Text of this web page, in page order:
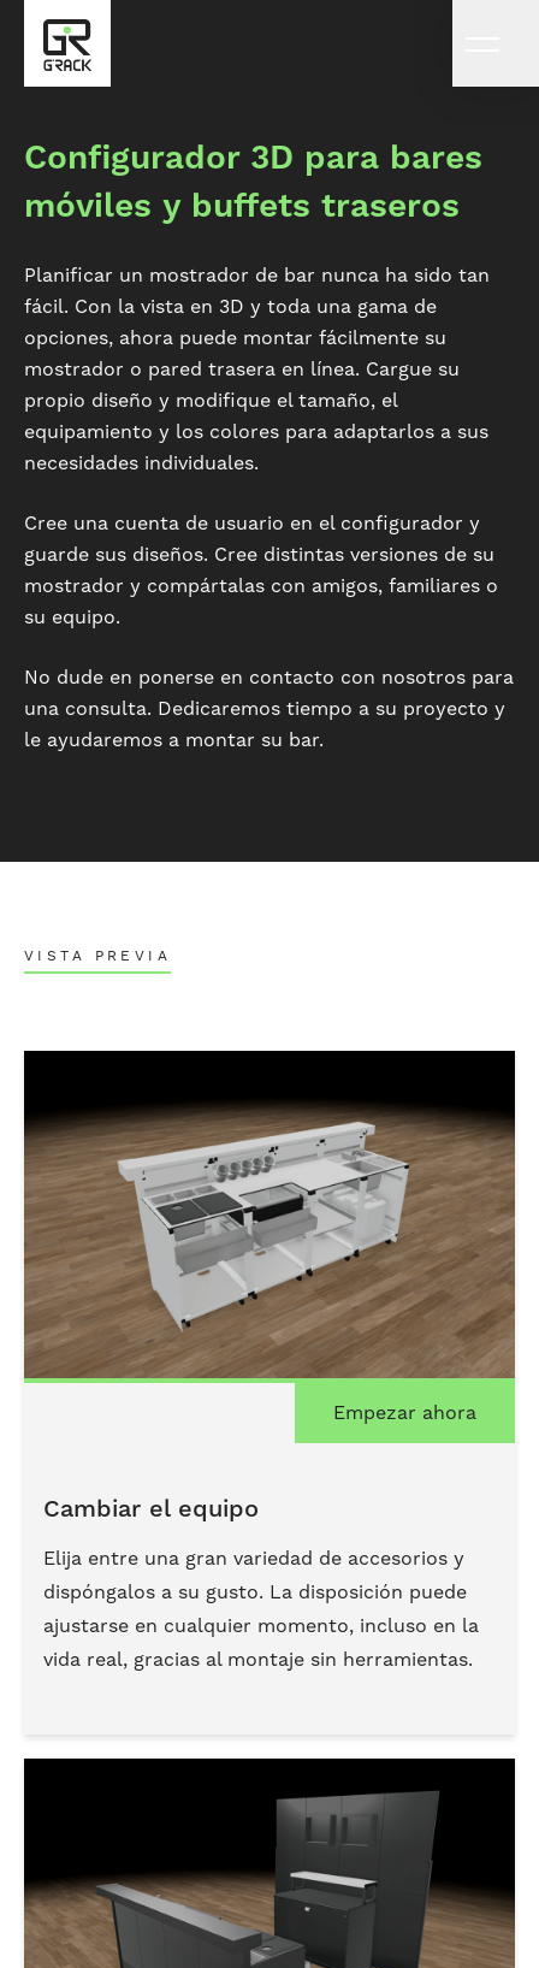
Configurador 3D para bares
móviles y buffets traseros
Planificar un mostrador de bar nunca ha sido tan
fácil. Con la vista en 3D y toda una gama de
opciones, ahora puede montar fácilmente su
mostrador o pared trasera en línea. Cargue su
propio diseño y modifique el tamaño, el
equipamiento y los colores para adaptarlos a sus
necesidades individuales.
Cree una cuenta de usuario en el configurador y
guarde sus diseños. Cree distintas versiones de su
mostrador y compártalas con amigos, familiares o
su equipo.
No dude en ponerse en contacto con nosotros para
una consulta. Dedicaremos tiempo a su proyecto y
le ayudaremos a montar su bar.
VISTA PREVIA
Empezar ahora
Cambiar el equipo
Elija entre una gran variedad de accesorios y
dispóngalos a su gusto. La disposición puede
ajustarse en cualquier momento, incluso en la
vida real, gracias al montaje sin herramientas.